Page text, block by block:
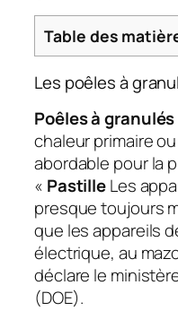
Table des
Les poêles à
Poêles à granulés
chaleur primaire
abordable pour la
« PastilleLes
presque toujours
que les appareils
électrique, au
déclare le
(DOE).